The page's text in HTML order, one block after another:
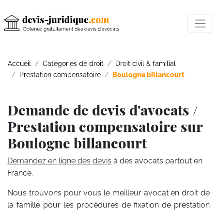
Accueil Catégories de droit
Droit civil & familial
Prestation compensatoire
Boulogne billancourt
Demande de devis d'avocats /
Prestation compensatoire sur
Boulogne billancourt
Demandez en ligne des devis à des avocats partout en
France.
Nous trouvons pour vous le meilleur avocat en droit de
la famille pour les procédures de fixation de prestation